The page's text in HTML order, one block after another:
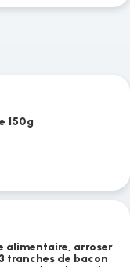
150g
alimentaire, arroser
tranches de bacon